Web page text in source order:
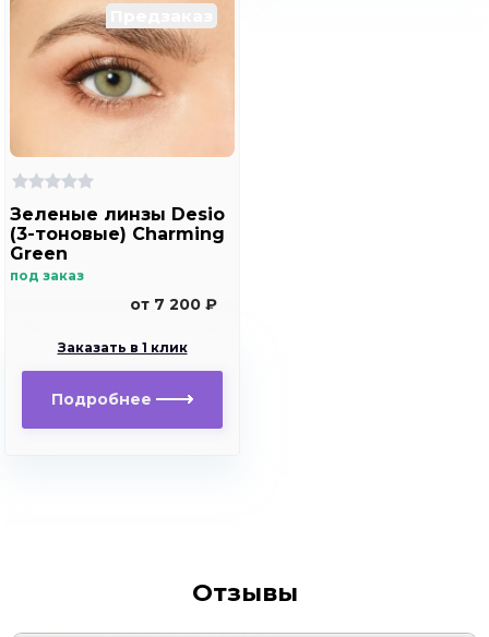
Зеленые линзы Desio
(3-тоновые) Charming
Green
под заказ
от 7 200 ₽
Заказать в 1 клик
Подробнее
Отзывы